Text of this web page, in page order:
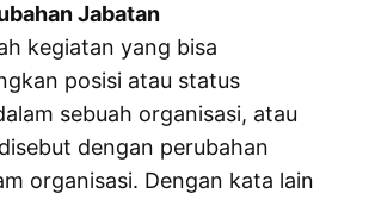
Jabatan
kegiatan yang bisa
posisi atau status
sebuah organisasi, atau
dengan perubahan
organisasi. Dengan kata lain